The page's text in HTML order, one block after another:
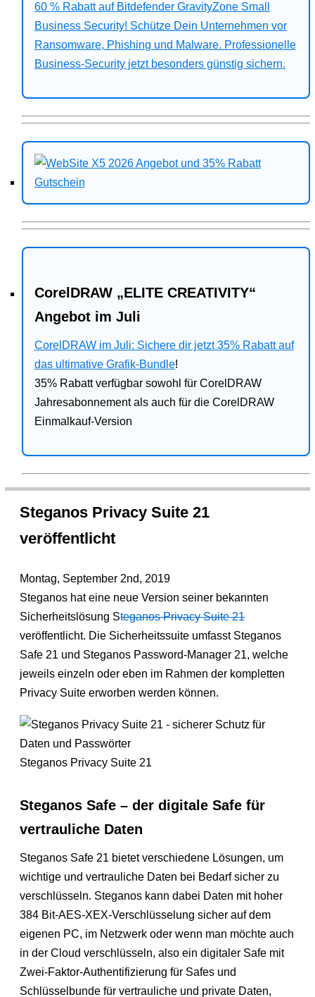
60 % Rabatt auf Bitdefender GravityZone Small
Business Security! Schütze Dein Unternehmen vor
Ransomware, Phishing und Malware. Professionelle
Business-Security jetzt besonders günstig sichern.
CorelDRAW „ELITE CREATIVITY“
Angebot im Juli
CorelDRAW im Juli: Sichere dir jetzt 35% Rabatt auf
das ultimative Grafik-Bundle!
35% Rabatt verfügbar sowohl für CorelDRAW
Jahresabonnement als auch für die CorelDRAW
Einmalkauf-Version
Steganos Privacy Suite 21
veröffentlicht
Montag, September 2nd, 2019
Steganos hat eine neue Version seiner bekannten
Sicherheitslösung Steganos Privacy Suite 21
veröffentlicht. Die Sicherheitssuite umfasst Steganos
Safe 21 und Steganos Password-Manager 21, welche
jeweils einzeln oder eben im Rahmen der kompletten
Privacy Suite erworben werden können.
Steganos Privacy Suite 21
Steganos Safe – der digitale Safe für
vertrauliche Daten
Steganos Safe 21 bietet verschiedene Lösungen, um
wichtige und vertrauliche Daten bei Bedarf sicher zu
verschlüsseln. Steganos kann dabei Daten mit hoher
384 Bit-AES-XEX-Verschlüsselung sicher auf dem
eigenen PC, im Netzwerk oder wenn man möchte auch
in der Cloud verschlüsseln, also ein digitaler Safe mit
Zwei-Faktor-Authentifizierung für Safes und
Schlüsselbunde für vertrauliche und private Daten,